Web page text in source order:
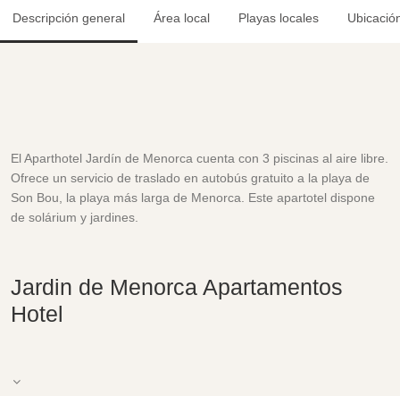
Descripción general Área local Playas locales
El Aparthotel Jardín de Menorca cuenta con 3 piscinas al aire libre.
Ofrece un servicio de traslado en autobús gratuito a la playa de
Son Bou, la playa más larga de Menorca. Este apartotel dispone
de solárium y jardines.
Jardin de Menorca Apartamentos
Hotel